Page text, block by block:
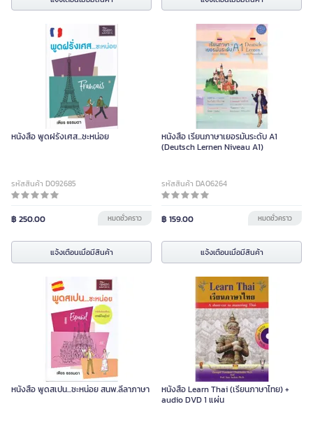
หนังสือ พูดฝรั่งเศส...ซะหน่อย
รหัสสินค้า D092685
฿ 250.00 หมดชั่วคราว
แจ้งเตือนเมื่อมีสินค้า
หนังสือ เรียนภาษาเยอรมันระดับ A1
(Deutsch Lernen Niveau A1)
รหัสสินค้า DA06264
฿ 159.00 หมดชั่วคราว
แจ้งเตือนเมื่อมีสินค้า
หนังสือ พูดสเปน...ซะหน่อย สนพ.ลีลาภาษา
หนังสือ Learn Thai (เรียนภาษาไทย) +
audio DVD 1 แผ่น